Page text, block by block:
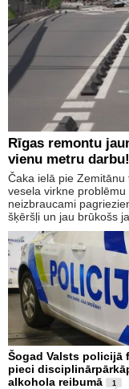
Rīgas remontu
vienu metru
Čaka ielā pie
vesela virkne
neizbraucami
šķēršļi un jau brūkošs
Šogad Valsts policijā
pieci
alkohola reibumā
1